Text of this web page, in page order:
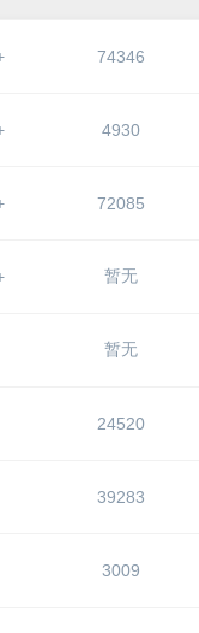
74346
4930
72085
暂无
暂无
24520
39283
3009